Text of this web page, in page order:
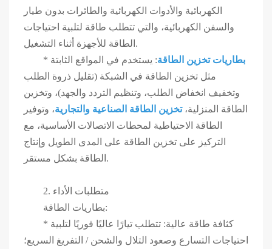
الكهربائية والأدوات الكهربائية والطائرات بدون طيار
والسفن الكهربائية، والتي تتطلب طاقة لتلبية احتياجات
الطاقة للأجهزة أثناء التشغيل.
*
بطاريات تخزين الطاقة: يستخدم في المواقع الثابتة
مثل تخزين الطاقة في الشبكة (تقليل ذروة الطلب
وتخفيف انخفاض الطلب، وتنظيم التردد والجهد)، وتخزين
الطاقة المنزلية،تخزين الطاقة الصناعية والتجارية، وتوفير
الطاقة الاحتياطية لمحطات الاتصالات الأساسية، مع
التركيز على تخزين الطاقة على المدى الطويل وإنتاج
الطاقة بشكل مستقر.
2. متطلبات الأداء
بطاريات الطاقة:
* كثافة طاقة عالية: تتطلب تيارًا عاليًا فوريًا لتلبية
احتياجات التسارع وصعود التلال والشحن / التفريغ السريع؛